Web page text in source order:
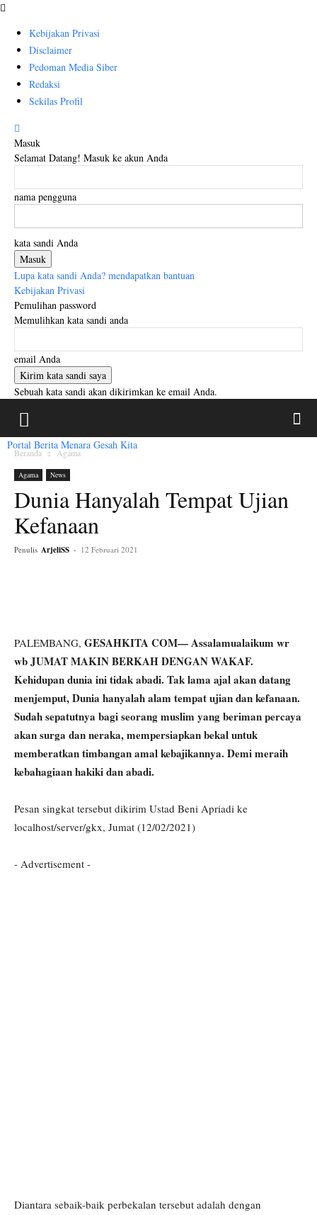
Kebijakan Privasi
Disclaimer
Pedoman Media Siber
Redaksi
Sekilas Profil
Masuk
Selamat Datang! Masuk ke akun Anda
nama pengguna
kata sandi Anda
Lupa kata sandi Anda? mendapatkan bantuan
Kebijakan Privasi
Pemulihan password
Memulihkan kata sandi anda
email Anda
Sebuah kata sandi akan dikirimkan ke email Anda.
Portal Berita Menara Gesah Kita
Beranda Agama
Agama News
Dunia Hanyalah Tempat Ujian
Kefanaan
Penulis ArjeliSS - 12 Februari 2021
PALEMBANG, GESAHKITA COM— Assalamualaikum wr
wb JUMAT MAKIN BERKAH DENGAN WAKAF.
Kehidupan dunia ini tidak abadi. Tak lama ajal akan datang
menjemput, Dunia hanyalah alam tempat ujian dan kefanaan.
Sudah sepatutnya bagi seorang muslim yang beriman percaya
akan surga dan neraka, mempersiapkan bekal untuk
memberatkan timbangan amal kebajikannya. Demi meraih
kebahagiaan hakiki dan abadi.
Pesan singkat tersebut dikirim Ustad Beni Apriadi ke
localhost/server/gkx, Jumat (12/02/2021)
- Advertisement -
Diantara sebaik-baik perbekalan tersebut adalah dengan